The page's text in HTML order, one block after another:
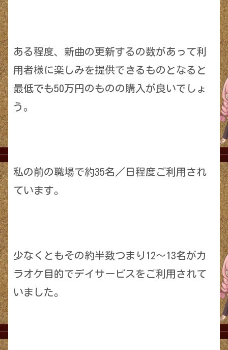
ある程度、新曲の更新するの数があって利
用者様に楽しみを提供できるものとなると
最低でも50万円のものの購入が良いでしょ
う。
私の前の職場で約35名／日程度ご利用され
ています。
少なくともその約半数つまり12〜13名がカ
ラオケ目的でデイサービスをご利用されて
いました。